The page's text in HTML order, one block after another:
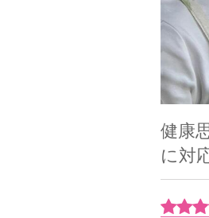
健康
に対